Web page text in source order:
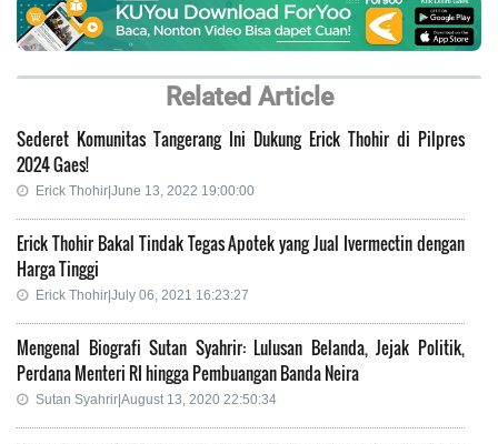
Related Article
Sederet Komunitas Tangerang Ini Dukung Erick Thohir di Pilpres
2024 Gaes!
Erick Thohir|June 13, 2022 19:00:00
Erick Thohir Bakal Tindak Tegas Apotek yang Jual Ivermectin dengan
Harga Tinggi
Erick Thohir|July 06, 2021 16:23:27
Mengenal Biografi Sutan Syahrir: Lulusan Belanda, Jejak Politik,
Perdana Menteri RI hingga Pembuangan Banda Neira
Sutan Syahrir|August 13, 2020 22:50:34